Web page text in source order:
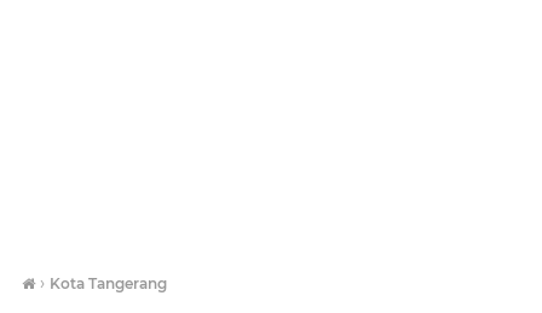
› Kota Tangerang